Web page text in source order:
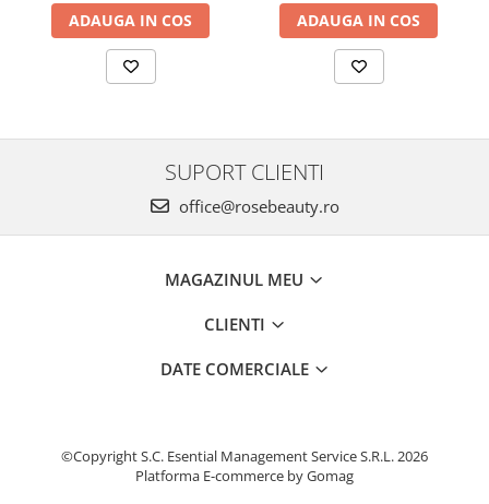
ADAUGA IN COS ADAUGA IN COS
SUPORT CLIENTI
office@rosebeauty.ro
MAGAZINUL MEU
CLIENTI
DATE COMERCIALE
©Copyright S.C. Esential Management Service S.R.L. 2026
Platforma E-commerce by Gomag